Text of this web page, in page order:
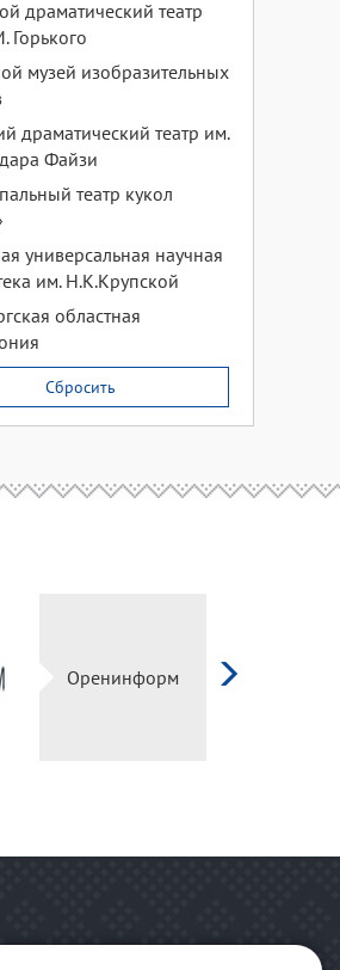
драматический театр
Горького
музей изобразительных
драматический театр им.
Файзи
театр кукол
универсальная научная
им. Н.К.Крупской
областная
Сбросить
Оренинформ